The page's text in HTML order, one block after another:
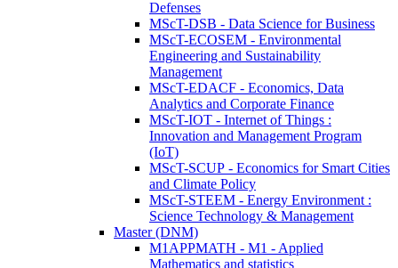
Defenses
MScT-DSB - Data Science for Business
MScT-ECOSEM - Environmental
Engineering and Sustainability
Management
MScT-EDACF - Economics, Data
Analytics and Corporate Finance
MScT-IOT - Internet of Things :
Innovation and Management Program
(IoT)
MScT-SCUP - Economics for Smart Cities
and Climate Policy
MScT-STEEM - Energy Environment :
Science Technology & Management
Master (DNM)
M1APPMATH - M1 - Applied
Mathematics and statistics